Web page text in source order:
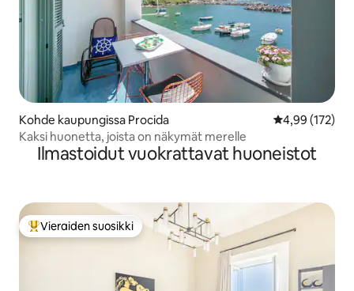
Kohde kaupungissa Procida
4,99 (172)
Kaksi huonetta, joista on näkymät merelle
Ilmastoidut vuokrattavat huoneistot
Vieraiden suosikkien parhaimmistoa
Vieraiden suosikki